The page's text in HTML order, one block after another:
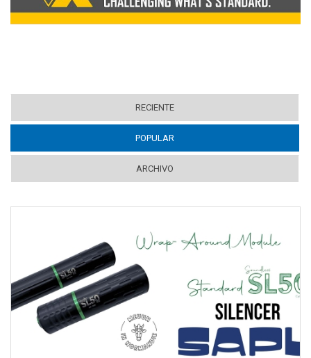
RECIENTE
POPULAR
ARCHIVO